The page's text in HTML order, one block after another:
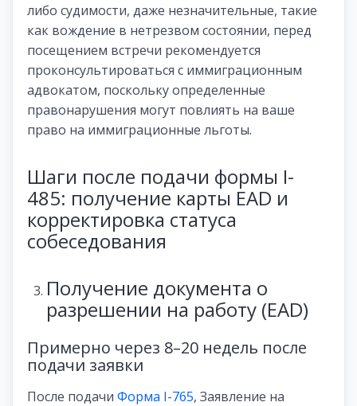
либо судимости, даже незначительные, такие
как вождение в нетрезвом состоянии, перед
посещением встречи рекомендуется
проконсультироваться с иммиграционным
адвокатом, поскольку определенные
правонарушения могут повлиять на ваше
право на иммиграционные льготы.
Шаги после подачи формы I-
485: получение карты EAD и
корректировка статуса
собеседования
Получение документа о
разрешении на работу (EAD)
Примерно через 8–20 недель после
подачи заявки
После подачи Форма I-765, Заявление на